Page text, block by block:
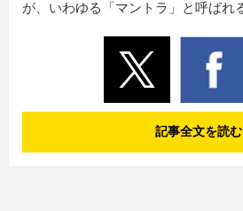
が、いわゆる「マントラ」と呼ばれ
記事全文を読む